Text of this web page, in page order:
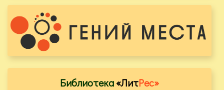
Библиотека«ЛитРес»